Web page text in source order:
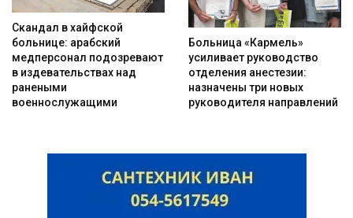
Скандал в хайфской
больнице: арабский
медперсонал подозревают
в издевательствах над
ранеными
военнослужащими
Больница «Кармель»
усиливает руководство
отделения анестезии:
назначены три новых
руководителя направлений